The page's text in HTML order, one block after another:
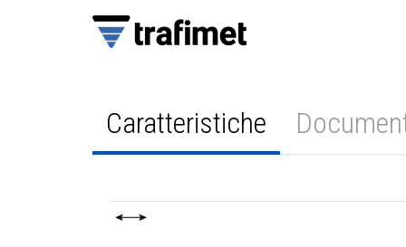
Caratteristiche